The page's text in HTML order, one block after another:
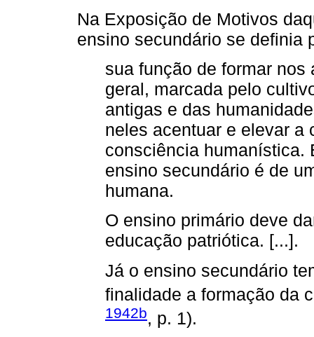
Na Exposição de Motivos
ensino secundário se definia
sua função de formar
geral, marcada pelo
antigas e das
neles acentuar e elevar a
consciência humanística.
ensino secundário é de
humana.
O ensino primário deve
educação patriótica. [...].
Já o ensino secundário
finalidade a formação da
1942b, p. 1).